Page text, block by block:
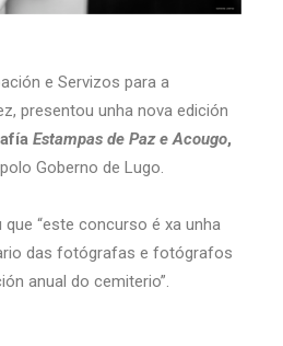
e Servizos para a
presentou unha nova edición
Estampas de Paz e Acougo,
Goberno de Lugo.
“este concurso é xa unha
das fotógrafas e fotógrafos
anual do cemiterio”.